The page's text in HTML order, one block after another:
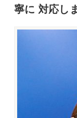
寧に 対応し